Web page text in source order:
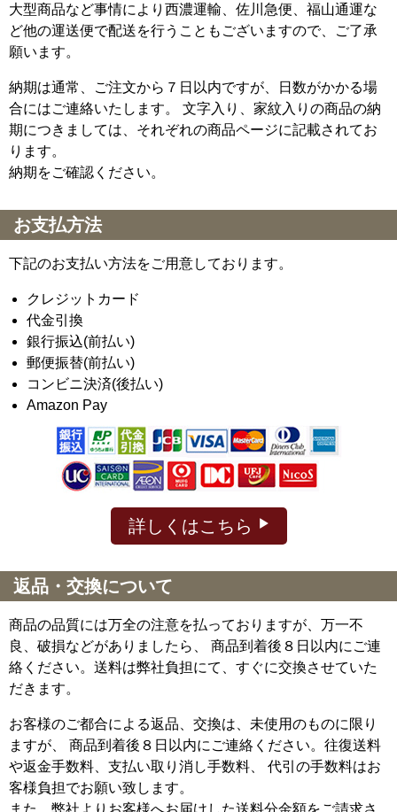
大型商品など事情により西濃運輸、佐川急便、福山通運な
ど他の運送便で配送を行うこともございますので、ご了承
願います。
納期は通常、ご注文から７日以内ですが、日数がかかる場
合にはご連絡いたします。 文字入り、家紋入りの商品の納
期につきましては、それぞれの商品ページに記載されてお
ります。
納期をご確認ください。
お支払方法
下記のお支払い方法をご用意しております。
クレジットカード
代金引換
銀行振込(前払い)
郵便振替(前払い)
コンビニ決済(後払い)
Amazon Pay
詳しくはこちら
返品・交換について
商品の品質には万全の注意を払っておりますが、万一不
良、破損などがありましたら、 商品到着後８日以内にご連
絡ください。送料は弊社負担にて、すぐに交換させていた
だきます。
お客様のご都合による返品、交換は、未使用のものに限り
ますが、
商品到着後８日以内にご連絡ください。往復送料
や返金手数料、支払い取り消し手数料、 代引の手数料はお
客様負担でお願い致します。
また、弊社よりお客様へお届けした送料分金額をご請求さ